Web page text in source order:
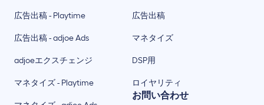
広告出稿
マネタイズ
DSP用
ロイヤリティ
広告出稿 - Playtime
広告出稿 - adjoe Ads
adjoeエクスチェンジ
マネタイズ - Playtime
お問い合わせ